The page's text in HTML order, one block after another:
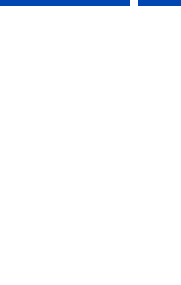
Nordsport.store